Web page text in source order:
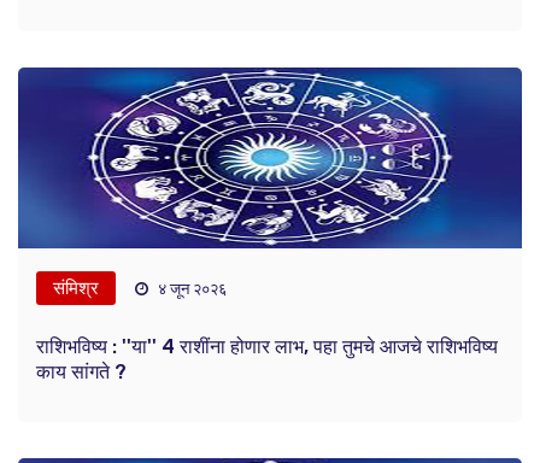
संमिश्र ४ जून २०२६
राशिभविष्य : ''या'' 4 राशींना होणार लाभ, पहा तुमचे आजचे राशिभविष्य
काय सांगते ?